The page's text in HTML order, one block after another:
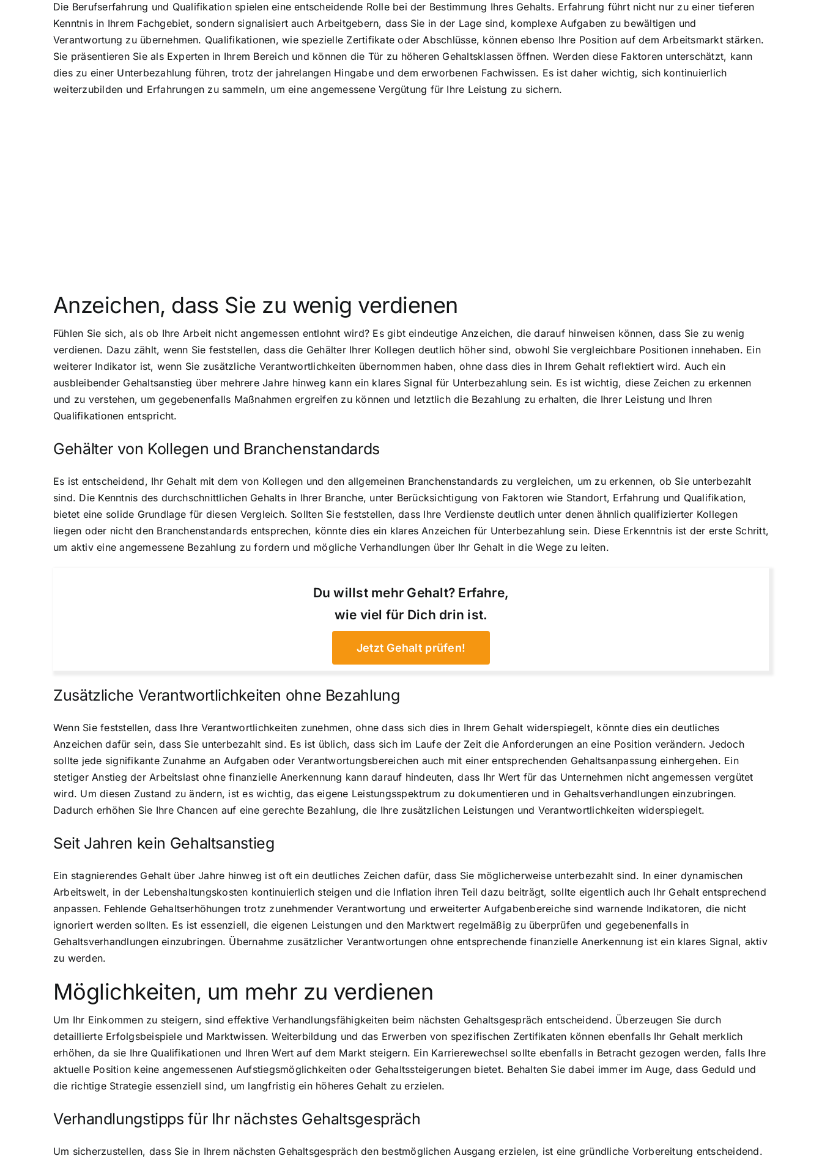
Die Berufserfahrung und Qualifikation spielen eine entscheidende Rolle bei der Bestimmung Ihres Gehalts. Erfahrung führt nicht nur zu einer tieferen
Kenntnis in Ihrem Fachgebiet, sondern signalisiert auch Arbeitgebern, dass Sie in der Lage sind, komplexe Aufgaben zu bewältigen und
Verantwortung zu übernehmen. Qualifikationen, wie spezielle Zertifikate oder Abschlüsse, können ebenso Ihre Position auf dem Arbeitsmarkt stärken.
Sie präsentieren Sie als Experten in Ihrem Bereich und können die Tür zu höheren Gehaltsklassen öffnen. Werden diese Faktoren unterschätzt, kann
dies zu einer Unterbezahlung führen, trotz der jahrelangen Hingabe und dem erworbenen Fachwissen. Es ist daher wichtig, sich kontinuierlich
weiterzubilden und Erfahrungen zu sammeln, um eine angemessene Vergütung für Ihre Leistung zu sichern.
Anzeichen, dass Sie zu wenig verdienen
Fühlen Sie sich, als ob Ihre Arbeit nicht angemessen entlohnt wird? Es gibt eindeutige Anzeichen, die darauf hinweisen können, dass Sie zu wenig
verdienen. Dazu zählt, wenn Sie feststellen, dass die Gehälter Ihrer Kollegen deutlich höher sind, obwohl Sie vergleichbare Positionen innehaben. Ein
weiterer Indikator ist, wenn Sie zusätzliche Verantwortlichkeiten übernommen haben, ohne dass dies in Ihrem Gehalt reflektiert wird. Auch ein
ausbleibender Gehaltsanstieg über mehrere Jahre hinweg kann ein klares Signal für Unterbezahlung sein. Es ist wichtig, diese Zeichen zu erkennen
und zu verstehen, um gegebenenfalls Maßnahmen ergreifen zu können und letztlich die Bezahlung zu erhalten, die Ihrer Leistung und Ihren
Qualifikationen entspricht.
Gehälter von Kollegen und Branchenstandards
Es ist entscheidend, Ihr Gehalt mit dem von Kollegen und den allgemeinen Branchenstandards zu vergleichen, um zu erkennen, ob Sie unterbezahlt
sind. Die Kenntnis des durchschnittlichen Gehalts in Ihrer Branche, unter Berücksichtigung von Faktoren wie Standort, Erfahrung und Qualifikation,
bietet eine solide Grundlage für diesen Vergleich. Sollten Sie feststellen, dass Ihre Verdienste deutlich unter denen ähnlich qualifizierter Kollegen
liegen oder nicht den Branchenstandards entsprechen, könnte dies ein klares Anzeichen für Unterbezahlung sein. Diese Erkenntnis ist der erste Schritt,
um aktiv eine angemessene Bezahlung zu fordern und mögliche Verhandlungen über Ihr Gehalt in die Wege zu leiten.
Du willst mehr Gehalt? Erfahre,
wie viel für Dich drin ist.
Jetzt Gehalt prüfen!
Zusätzliche Verantwortlichkeiten ohne Bezahlung
Wenn Sie feststellen, dass Ihre Verantwortlichkeiten zunehmen, ohne dass sich dies in Ihrem Gehalt widerspiegelt, könnte dies ein deutliches
Anzeichen dafür sein, dass Sie unterbezahlt sind. Es ist üblich, dass sich im Laufe der Zeit die Anforderungen an eine Position verändern. Jedoch
sollte jede signifikante Zunahme an Aufgaben oder Verantwortungsbereichen auch mit einer entsprechenden Gehaltsanpassung einhergehen. Ein
stetiger Anstieg der Arbeitslast ohne finanzielle Anerkennung kann darauf hindeuten, dass Ihr Wert für das Unternehmen nicht angemessen vergütet
wird. Um diesen Zustand zu ändern, ist es wichtig, das eigene Leistungsspektrum zu dokumentieren und in Gehaltsverhandlungen einzubringen.
Dadurch erhöhen Sie Ihre Chancen auf eine gerechte Bezahlung, die Ihre zusätzlichen Leistungen und Verantwortlichkeiten widerspiegelt.
Seit Jahren kein Gehaltsanstieg
Ein stagnierendes Gehalt über Jahre hinweg ist oft ein deutliches Zeichen dafür, dass Sie möglicherweise unterbezahlt sind. In einer dynamischen
Arbeitswelt, in der Lebenshaltungskosten kontinuierlich steigen und die Inflation ihren Teil dazu beiträgt, sollte eigentlich auch Ihr Gehalt entsprechend
anpassen. Fehlende Gehaltserhöhungen trotz zunehmender Verantwortung und erweiterter Aufgabenbereiche sind warnende Indikatoren, die nicht
ignoriert werden sollten. Es ist essenziell, die eigenen Leistungen und den Marktwert regelmäßig zu überprüfen und gegebenenfalls in
Gehaltsverhandlungen einzubringen. Übernahme zusätzlicher Verantwortungen ohne entsprechende finanzielle Anerkennung ist ein klares Signal, aktiv
zu werden.
Möglichkeiten, um mehr zu verdienen
Um Ihr Einkommen zu steigern, sind effektive Verhandlungsfähigkeiten beim nächsten Gehaltsgespräch entscheidend. Überzeugen Sie durch
detaillierte Erfolgsbeispiele und Marktwissen. Weiterbildung und das Erwerben von spezifischen Zertifikaten können ebenfalls Ihr Gehalt merklich
erhöhen, da sie Ihre Qualifikationen und Ihren Wert auf dem Markt steigern. Ein Karrierewechsel sollte ebenfalls in Betracht gezogen werden, falls Ihre
aktuelle Position keine angemessenen Aufstiegsmöglichkeiten oder Gehaltssteigerungen bietet. Behalten Sie dabei immer im Auge, dass Geduld und
die richtige Strategie essenziell sind, um langfristig ein höheres Gehalt zu erzielen.
Verhandlungstipps für Ihr nächstes Gehaltsgespräch
Um sicherzustellen, dass Sie in Ihrem nächsten Gehaltsgespräch den bestmöglichen Ausgang erzielen, ist eine gründliche Vorbereitung entscheidend.